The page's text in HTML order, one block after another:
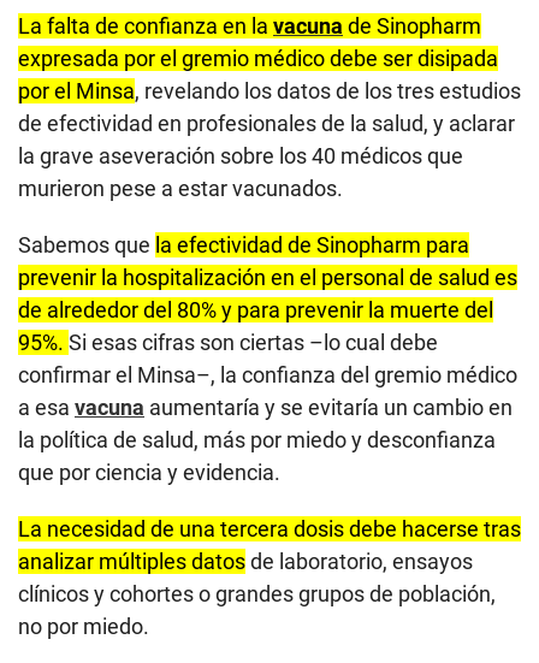
La falta de confianza en la vacuna de Sinopharm
expresada por el gremio médico debe ser disipada
por el Minsa, revelando los datos de los tres estudios
de efectividad en profesionales de la salud, y aclarar
la grave aseveración sobre los 40 médicos que
murieron pese a estar vacunados.
Sabemos que la efectividad de Sinopharm para
prevenir la hospitalización en el personal de salud es
de alrededor del 80% y para prevenir la muerte del
95%. Si esas cifras son ciertas –lo cual debe
confirmar el Minsa–, la confianza del gremio médico
a esa vacuna aumentaría y se evitaría un cambio en
la política de salud, más por miedo y desconfianza
que por ciencia y evidencia.
La necesidad de una tercera dosis debe hacerse tras
analizar múltiples datosde laboratorio, ensayos
clínicos y cohortes o grandes grupos de población,
no por miedo.